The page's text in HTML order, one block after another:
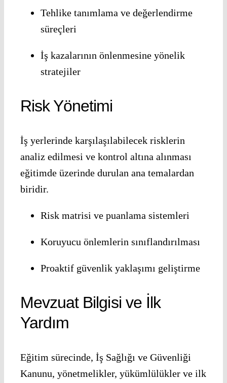
Tehlike tanımlama ve değerlendirme
süreçleri
İş kazalarının önlenmesine yönelik
stratejiler
Risk Yönetimi
İş yerlerinde karşılaşılabilecek risklerin
analiz edilmesi ve kontrol altına alınması
eğitimde üzerinde durulan ana temalardan
biridir.
Risk matrisi ve puanlama sistemleri
Koruyucu önlemlerin sınıflandırılması
Proaktif güvenlik yaklaşımı geliştirme
Mevzuat Bilgisi ve İlk
Yardım
Eğitim sürecinde, İş Sağlığı ve Güvenliği
Kanunu, yönetmelikler, yükümlülükler ve ilk